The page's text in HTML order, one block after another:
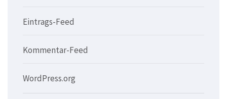
Eintrags-Feed
Kommentar-Feed
WordPress.org